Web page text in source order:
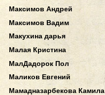
Максимов Андрей
Максимов Вадим
Макухина дарья
Малая Кристина
МалДадорок Пол
Маликов Евгений
Мамадназарбекова Камила